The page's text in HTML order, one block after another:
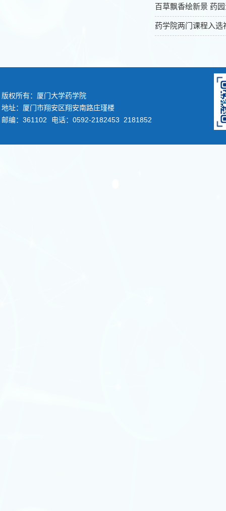
百草飘香绘新景 药
药学院两门课程入
版权所有：厦门大学药学院
地址：厦门市翔安区翔安南路庄瑾楼
邮编：361102
电话：0592-2182453 2181852